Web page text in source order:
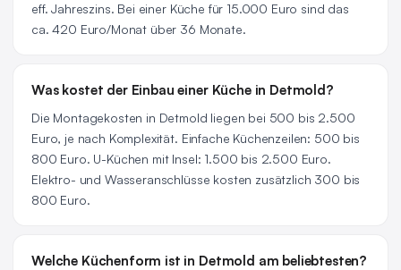
eff. Jahreszins. Bei einer Küche für 15.000 Euro sind das
ca. 420 Euro/Monat über 36 Monate.
Was kostet der Einbau einer Küche in Detmold?
Die Montagekosten in Detmold liegen bei 500 bis 2.500
Euro, je nach Komplexität. Einfache Küchenzeilen: 500 bis
800 Euro. U-Küchen mit Insel: 1.500 bis 2.500 Euro.
Elektro- und Wasseranschlüsse kosten zusätzlich 300 bis
800 Euro.
Welche Küchenform ist in Detmold am beliebtesten?